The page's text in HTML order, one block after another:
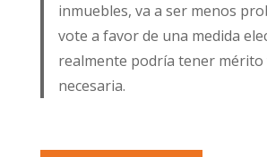
inmuebles, va a ser menos
vote a favor de una medida
realmente podría tener mérito
necesaria.